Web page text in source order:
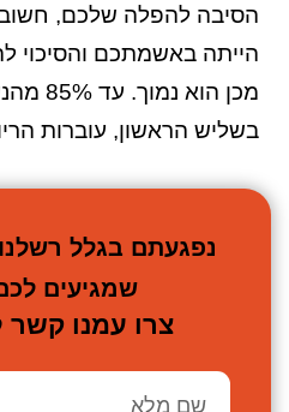
הסיבה להפלה שלכם,
הייתה באשמתכם והסיכוי
מכן
בשליש הראשון, עוברות
נפגעתם בגלל
שמגיעים
צרו עמנו קשר